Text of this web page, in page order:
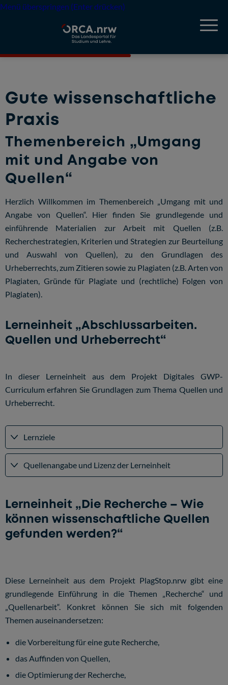
Menü überspringen (Enter drücken)
Gute wissenschaftliche
Praxis
Themenbereich „Umgang
mit und Angabe von
Quellen“
Herzlich Willkommen im Themenbereich „Umgang mit und
Angabe von Quellen“. Hier finden Sie grundlegende und
einführende Materialien zur Arbeit mit Quellen (z.B.
Recherchestrategien, Kriterien und Strategien zur Beurteilung
und Auswahl von Quellen), zu den Grundlagen des
Urheberrechts, zum Zitieren sowie zu Plagiaten (z.B. Arten von
Plagiaten, Gründe für Plagiate und (rechtliche) Folgen von
Plagiaten).
Lerneinheit „Abschlussarbeiten.
Quellen und Urheberrecht“
In dieser Lerneinheit aus dem Projekt Digitales GWP-
Curriculum erfahren Sie Grundlagen zum Thema Quellen und
Urheberrecht.
Lernziele
Quellenangabe und Lizenz der Lerneinheit
Lerneinheit „Die Recherche – Wie
können wissenschaftliche Quellen
gefunden werden?“
Diese Lerneinheit aus dem Projekt PlagStop.nrw gibt eine
grundlegende Einführung in die Themen „Recherche“ und
„Quellenarbeit“. Konkret können Sie sich mit folgenden
Themen auseinandersetzen:
die Vorbereitung für eine gute Recherche,
das Auffinden von Quellen,
die Optimierung der Recherche,